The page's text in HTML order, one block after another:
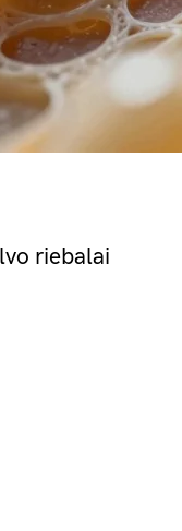
riebalai